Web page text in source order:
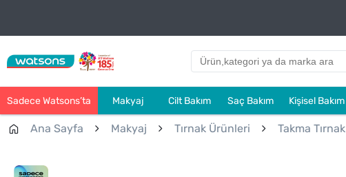
Sadece Watsons’ta Makyaj Cilt Bakım Saç Bakım Kişisel Bakım
Ana Sayfa Makyaj Tırnak Ürünleri Takma Tırnak